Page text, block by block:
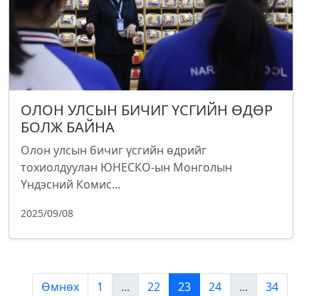
ОЛОН УЛСЫН БИЧИГ ҮСГИЙН ӨДӨР
БОЛЖ БАЙНА
Олон улсын бичиг үсгийн өдрийг
тохиолдуулан ЮНЕСКО-ын Монголын
Үндэсний Комис...
2025/09/08
Өмнөх 1 ... 22 23 24 ...
34